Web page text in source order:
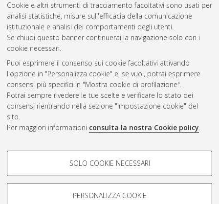
Cookie e altri strumenti di tracciamento facoltativi sono usati per
analisi statistiche, misure sull'efficacia della comunicazione
istituzionale e analisi dei comportamenti degli utenti.
Se chiudi questo banner continuerai la navigazione solo con i
cookie necessari.
Puoi esprimere il consenso sui cookie facoltativi attivando
l'opzione in "Personalizza cookie" e, se vuoi, potrai esprimere
consensi più specifici in "Mostra cookie di profilazione".
Potrai sempre rivedere le tue scelte e verificare lo stato dei
consensi rientrando nella sezione "Impostazione cookie" del
sito.
Per maggiori informazioni consulta la nostra Cookie policy.
COOKIE DI PROFILAZIONE -
Si tratta di cookie utilizzati per analizzare le caratteristiche della
navigazione degli utenti, creare profili in base al loro comportamento
SOLO COOKIE NECESSARI
PERSONALIZZA COOKIE
Gestione del documento:
Atom
Rss 1.0
Rss 2.0
AMS Laurea
Impostazioni Cookie
Informativa sulla privacy
Condizioni d’uso del sito